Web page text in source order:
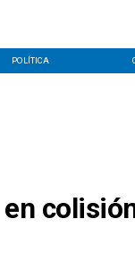
POLÍTICA